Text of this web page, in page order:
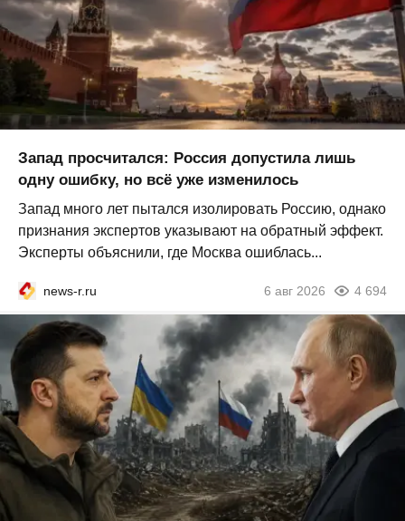
Запад просчитался: Россия допустила лишь
одну ошибку, но всё уже изменилось
Запад много лет пытался изолировать Россию, однако
признания экспертов указывают на обратный эффект.
Эксперты объяснили, где Москва ошиблась...
news-r.ru 6 авг 2026 4 694